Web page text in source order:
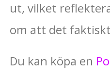
ut, vilket
om att det
Du kan köpa en